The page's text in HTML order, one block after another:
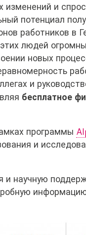
изменений и
потенциал
работников в
людей
новых
и
бесплатное
программы
и
и научную